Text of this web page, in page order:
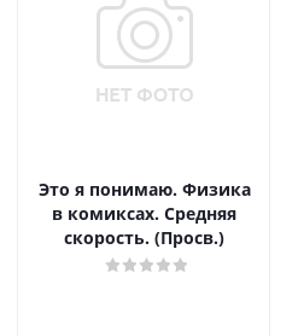
Это я понимаю. Физика
в комиксах. Средняя
скорость. (Просв.)